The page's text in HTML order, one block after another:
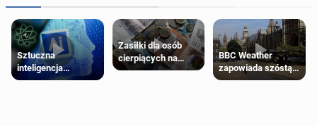
Sztuczna
inteligencja
próbowała oszukać
Zasiłki dla osób
cierpiących na
schorzenia
BBC Weather
zapowiada szóstą
falę upałów w